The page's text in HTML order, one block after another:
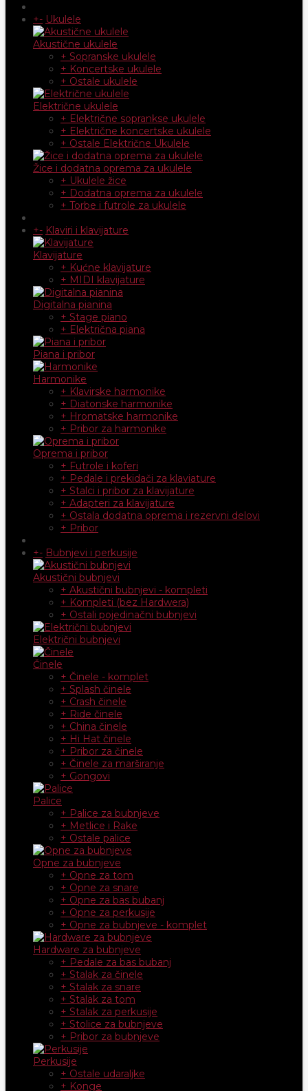
+- Ukulele
Akustične ukulele
+ Sopranske ukulele
+ Koncertske ukulele
+ Ostale ukulele
Električne ukulele
+ Električne soprankse ukulele
+ Električne koncertske ukulele
+ Ostale Električne Ukulele
Žice i dodatna oprema za ukulele
+ Ukulele žice
+ Dodatna oprema za ukulele
+ Torbe i futrole za ukulele
+- Klaviri i klavijature
Klavijature
+ Kućne klavijature
+ MIDI klavijature
Digitalna pianina
+ Stage piano
+ Električna piana
Piana i pribor
Harmonike
+ Klavirske harmonike
+ Diatonske harmonike
+ Hromatske harmonike
+ Pribor za harmonike
Oprema i pribor
+ Futrole i koferi
+ Pedale i prekidači za klaviature
+ Stalci i pribor za klavijature
+ Adapteri za klavijature
+ Ostala dodatna oprema i rezervni delovi
+ Pribor
+- Bubnjevi i perkusije
Akustični bubnjevi
+ Akustični bubnjevi - kompleti
+ Kompleti (bez Hardwera)
+ Ostali pojedinačni bubnjevi
Električni bubnjevi
Činele
+ Činele - komplet
+ Splash činele
+ Crash činele
+ Ride činele
+ China činele
+ Hi Hat činele
+ Pribor za činele
+ Činele za marširanje
+ Gongovi
Palice
+ Palice za bubnjeve
+ Metlice i Rake
+ Ostale palice
Opne za bubnjeve
+ Opne za tom
+ Opne za snare
+ Opne za bas bubanj
+ Opne za perkusije
+ Opne za bubnjeve - komplet
Hardware za bubnjeve
+ Pedale za bas bubanj
+ Stalak za činele
+ Stalak za snare
+ Stalak za tom
+ Stalak za perkusije
+ Stolice za bubnjeve
+ Pribor za bubnjeve
Perkusije
+ Ostale udaraljke
+ Konge